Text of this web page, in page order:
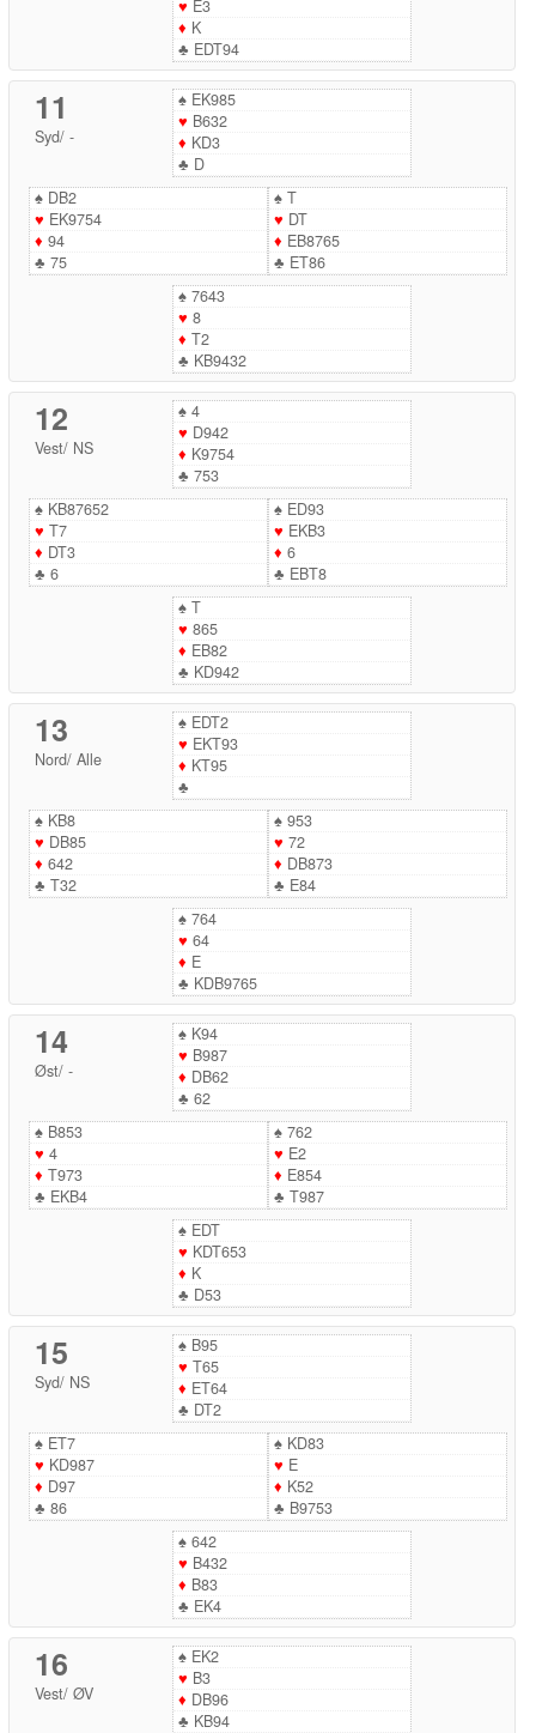
♥ E3
♦ K
♣ EDT94
11
Syd/ -
♠EK985
♥ B632
♦ KD3
♣ D
♠DB2
♥ EK9754
♦ 94
♣ 75
♠T
♥ DT
♦ EB8765
♣ ET86
♠7643
♥ 8
♦ T2
♣ KB9432
12
Vest/ NS
♠4
♥ D942
♦ K9754
♣ 753
♠KB87652
♥ T7
♦ DT3
♣ 6
♠ED93
♥ EKB3
♦ 6
♣ EBT8
♠T
♥ 865
♦ EB82
♣ KD942
13
Nord/ Alle
♠EDT2
♥ EKT93
♦ KT95
♣
♠KB8
♥ DB85
♦ 642
♣ T32
♠953
♥ 72
♦ DB873
♣ E84
♠764
♥ 64
♦ E
♣ KDB9765
14
Øst/ -
♠K94
♥ B987
♦ DB62
♣ 62
♠B853
♥ 4
♦ T973
♣ EKB4
♠762
♥ E2
♦ E854
♣ T987
♠EDT
♥ KDT653
♦ K
♣ D53
15
Syd/ NS
♠B95
♥ T65
♦ ET64
♣ DT2
♠ET7
♥ KD987
♦ D97
♣ 86
♠KD83
♥ E
♦ K52
♣ B9753
♠642
♥ B432
♦ B83
♣ EK4
16
Vest/ ØV
♠EK2
♥ B3
♦ DB96
♣ KB94